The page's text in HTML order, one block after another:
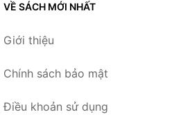
VỀ SÁCH MỚI NHẤT
Giới thiệu
Chính sách bảo mật
Điều khoản sử dụng